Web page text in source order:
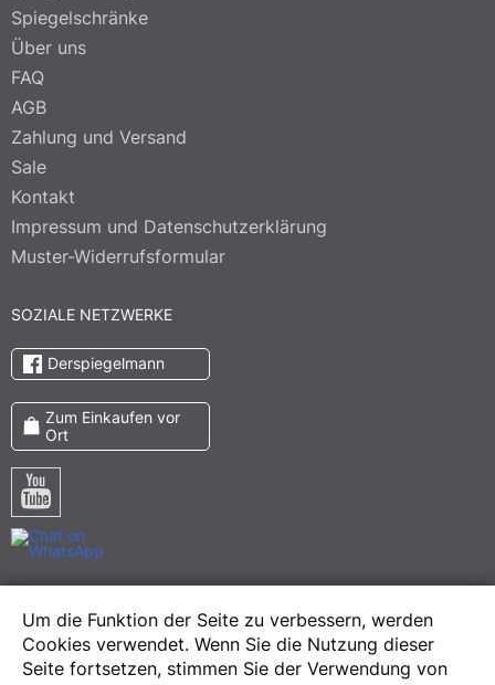
Um die Funktion der Seite zu verbessern, werden
Cookies verwendet. Wenn Sie die Nutzung dieser
Seite fortsetzen, stimmen Sie der Verwendung von
Spiegelschränke
Über uns
FAQ
AGB
Zahlung und Versand
Sale
Kontakt
Impressum und Datenschutzerklärung
Muster-Widerrufsformular
SOZIALE NETZWERKE
Derspiegelmann
Zum Einkaufen vor
Ort
Pinterest
Meta
Instagram